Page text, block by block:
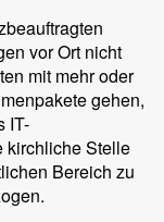
vor Ort nicht
mit mehr oder
gehen,
IT-
kirchliche Stelle
Bereich zu